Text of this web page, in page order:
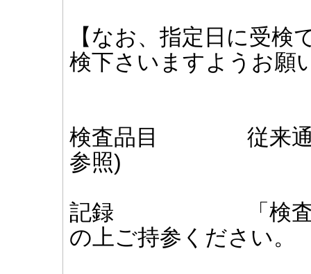
【なお、指定日に受
検下さいますようお願
検査品目 従来通り(
参照)
記録 「検査記録
の上ご持参ください。